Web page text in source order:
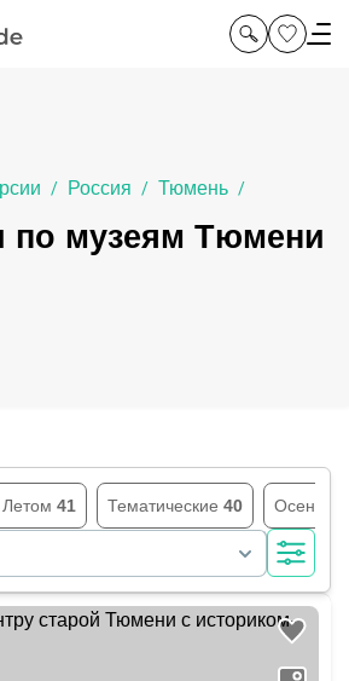
/ Россия / Тюмень /
по музеям Тюмени
Летом 41 Тематические 40 Осенью